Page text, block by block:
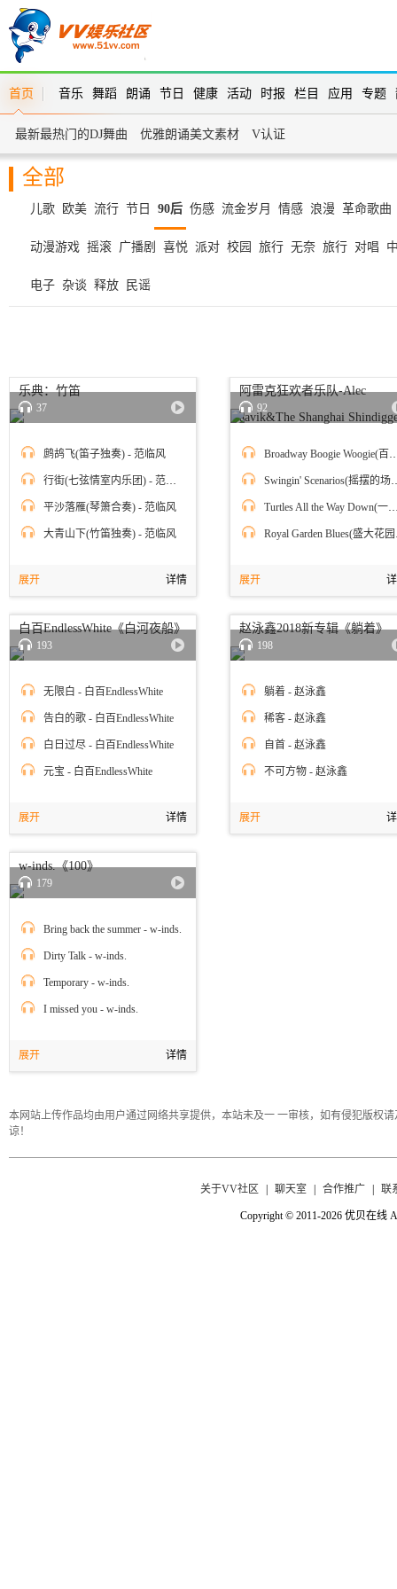
首页 音乐 舞蹈 朗诵 节日 健康 活动 时报 栏目 应用 专题
最新最热门的DJ舞曲 优雅朗诵美文素材 V认证
全部
儿歌 欧美 流行 节日 90后 伤感 流金岁月 情感 浪漫 革命歌曲
动漫游戏 摇滚 广播剧 喜悦 派对 校园 旅行 无奈 旅行 对唱
电子 杂谈 释放 民谣
乐典：竹笛
37
鹧鸪飞(笛子独奏) - 范临风
行街(七弦情室内乐团) - 范临风
平沙落雁(琴箫合奏) - 范临风
大青山下(竹笛独奏) - 范临风
展开 详情
白百EndlessWhite《白河夜船》
193
无限白 - 白百EndlessWhite
告白的歌 - 白百EndlessWhite
白日过尽 - 白百EndlessWhite
元宝 - 白百EndlessWhite
展开 详情
w-inds.《100》
179
Bring back the summer - w-inds.
Dirty Talk - w-inds.
Temporary - w-inds.
I missed you - w-inds.
展开 详情
阿雷克狂欢者乐队-Alec
Haavik&The Shanghai
92
Broadway Boogie Woogie(百老汇布
Swingin' Scenarios(摇
Turtles All the Way Down(一直往下，全是乌龟)
展开
赵泳鑫2018新专辑《躺着》
198
躺着 - 赵泳鑫
稀客 - 赵泳鑫
自首 - 赵泳鑫
不可方物 - 赵泳鑫
展开
本网站上传作品均由用户通过网络共享提供，本站未及一 一审核，如有侵犯版权
谅！
关于VV社区 聊天室 合作推广 联
Copyright © 2011-2026 优贝在线